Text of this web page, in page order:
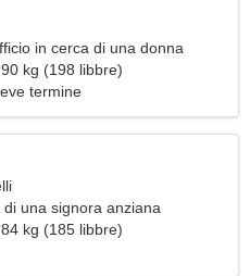
in cerca di una donna
kg (198 libbre)
termine
una signora anziana
kg (185 libbre)